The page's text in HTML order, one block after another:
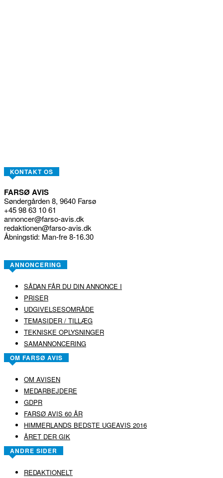
KONTAKT OS
FARSØ AVIS
Søndergården 8, 9640 Farsø
+45 98 63 10 61
annoncer@farso-avis.dk
redaktionen@farso-avis.dk
Åbningstid: Man-fre 8-16.30
ANNONCERING
SÅDAN FÅR DU DIN ANNONCE I
PRISER
UDGIVELSESOMRÅDE
TEMASIDER / TILLÆG
TEKNISKE OPLYSNINGER
SAMANNONCERING
OM FARSØ AVIS
OM AVISEN
MEDARBEJDERE
GDPR
FARSØ AVIS 60 ÅR
HIMMERLANDS BEDSTE UGEAVIS 2016
ÅRET DER GIK
ANDRE SIDER
REDAKTIONELT